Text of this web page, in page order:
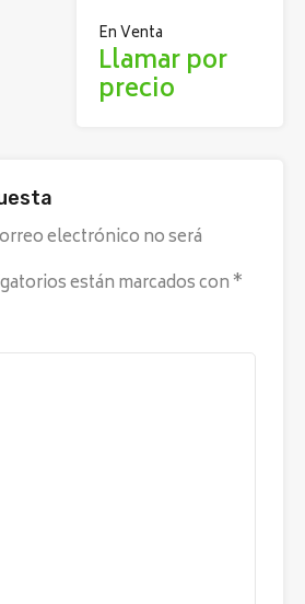
En Venta
Llamar por
precio
electrónico no será
están marcados con*